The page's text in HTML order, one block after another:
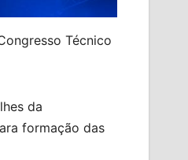
Técnico
da
formação das